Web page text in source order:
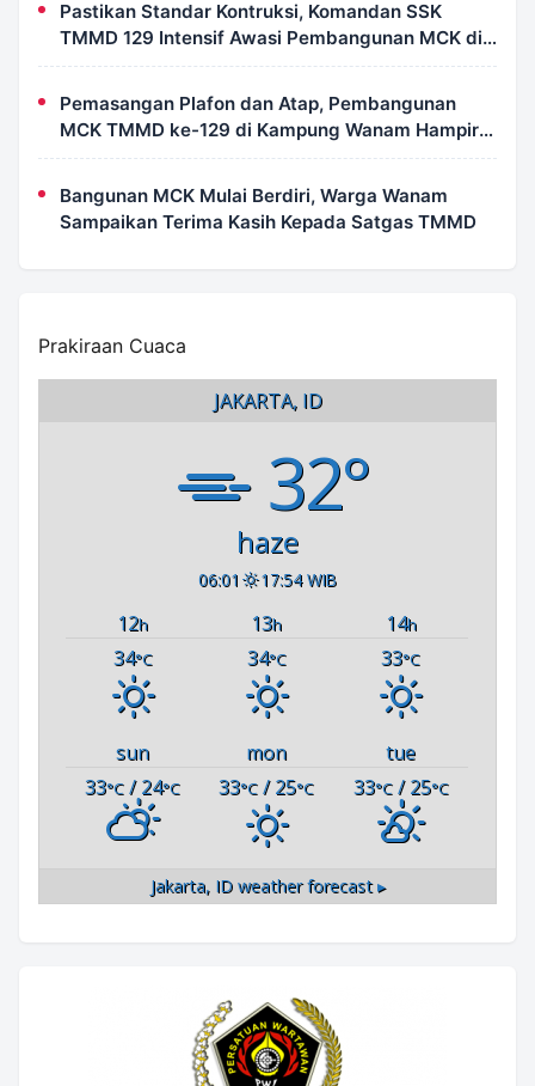
Pastikan Standar Kontruksi, Komandan SSK
TMMD 129 Intensif Awasi Pembangunan MCK di
Wanam
Pemasangan Plafon dan Atap, Pembangunan
MCK TMMD ke-129 di Kampung Wanam Hampir
Rampung
Bangunan MCK Mulai Berdiri, Warga Wanam
Sampaikan Terima Kasih Kepada Satgas TMMD
Prakiraan Cuaca
JAKARTA, ID
32°
haze
06:01 17:54 WIB
12h 13h 14h
34°C 34°C 33°C
sun mon
tue
33°C / 24°C 33°C / 25°C 33°C/ 25°C
Jakarta, IDweather forecast ▸